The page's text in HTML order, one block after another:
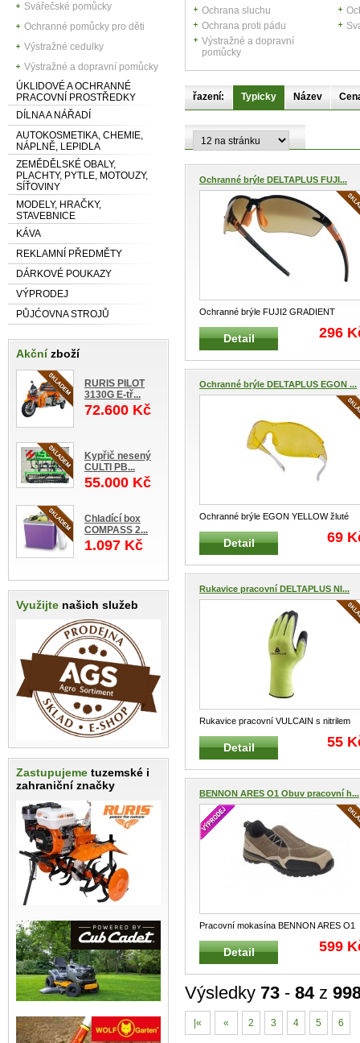
Svářečské pomůcky
Ochranné pomůcky pro děti
Výstražné cedulky
Výstražné a dopravní pomůcky
ÚKLIDOVÉ A OCHRANNÉ
PRACOVNÍ PROSTŘEDKY
DÍLNA A NÁŘADÍ
AUTOKOSMETIKA, CHEMIE,
NÁPLNĚ, LEPIDLA
ZEMĚDĚLSKÉ OBALY,
PLACHTY, PYTLE, MOTOUZY,
SÍŤOVINY
MODELY, HRAČKY,
STAVEBNICE
KÁVA
REKLAMNÍ PŘEDMĚTY
DÁRKOVÉ POUKAZY
VÝPRODEJ
PŮJĆOVNA STROJŮ
Akčnízboží
RURIS PILOT
3130G E-tř...
72.600 Kč
Kypřič nesený
CULTI PB...
55.000 Kč
Chladící box
COMPASS 2...
1.097 Kč
Využijte našich služeb
Zastupujeme tuzemské i
zahraniční značky
Ochrana sluchu
Ochrana proti pádu
Výstražné a dopravní
pomůcky
řazení: Typicky Název
Ochranné brýle DELTAPLUS FUJI...
Ochranné brýle FUJI2 GRADIENT
oranžové Otevřené lehké ochranné brýl
...
Detail 296
Ochranné brýle DELTAPLUS EGON ...
Ochranné brýle EGON YELLOW žluté
Otevřené lehké ochranné brýle s tón
Detail 69
Rukavice pracovní DELTAPLUS NI...
Rukavice pracovní VULCAIN s nitrilem
zelenkavé Pracovní pletené rukav
Detail 55
BENNON ARES O1 Obuv pracovní h...
Pracovní mokasína BENNON ARES O1
hnědá Nazouvací pohodlná, praktická
Detail 599
Výsledky 73 - 84z
|« « 2 3 4 5 6